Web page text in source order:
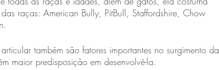
raças: American Bully, PitBull, Staffordshire, Chow
também são fatores importantes no surgimento da
maior predisposição em desenvolvê-la.